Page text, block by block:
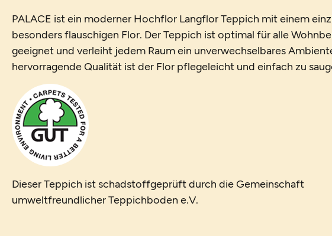
PALACE ist ein moderner Hochflor Langflor Teppich mit einem
besonders flauschigen Flor. Der Teppich ist optimal für alle
geeignet und verleiht jedem Raum ein unverwechselbares
hervorragende Qualität ist der Flor pflegeleicht und einfach zu
Dieser Teppich ist schadstoffgeprüft durch die Gemeinschaft
umweltfreundlicher Teppichboden e.V.